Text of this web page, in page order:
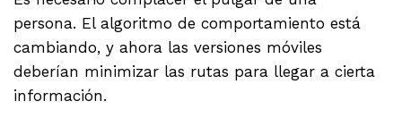
persona. El algoritmo de comportamiento está
cambiando, y ahora las versiones móviles
deberían minimizar las rutas para llegar a cierta
información.